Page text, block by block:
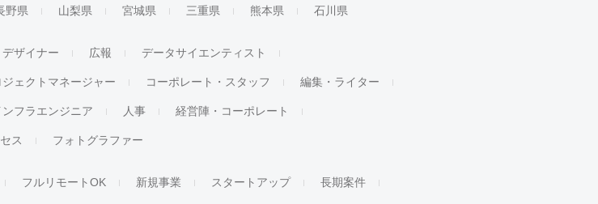
野県 山梨県 宮城県 三重県 熊本県 石川県
デザイナー 広報 データサイエンティスト
ジェクトマネージャー コーポレート・スタッフ 編集・ライター
ンフラエンジニア 人事 経営陣・コーポレート
ス フォトグラファー
フルリモートOK 新規事業 スタートアップ 長期案件